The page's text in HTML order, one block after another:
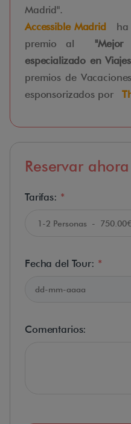
Madrid".
Accessible Madrid
premio al "Mejor
especializado en
premios de
esponsorizados por
Reservar ahora
Tarifas: *
Fecha del Tour: *
Comentarios: